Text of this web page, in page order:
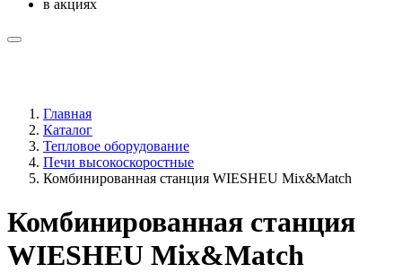
в акциях
Главная
Каталог
Тепловое оборудование
Печи высокоскоростные
Комбинированная станция WIESHEU Mix&Match
Комбинированная станция
WIESHEU Mix&Match